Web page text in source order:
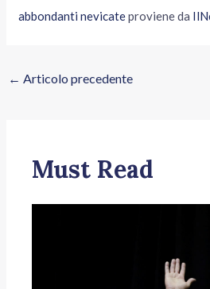
abbondanti nevicateproviene da
← Articolo precedente
Must Read